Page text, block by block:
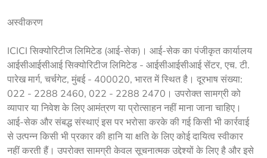
अस्वीकरण
ICICI सिक्योरिटीज लिमिटेड (आई-सेक)। आई-सेक का पंजीकृत कार्यालय
आईसीआईसीआई सिक्योरिटीज लिमिटेड - आईसीआईसीआई सेंटर, एच. टी.
पारेख मार्ग, चर्चगेट, मुंबई - 400020, भारत में स्थित है। दूरभाष संख्या:
022 - 2288 2460, 022 - 2288 2470। उपरोक्त सामग्री को
व्यापार या निवेश के लिए आमंत्रण या प्रोत्साहन नहीं माना जाना चाहिए।
आई-सेक और संबद्ध संस्थाएं इस पर भरोसा करके की गई किसी भी कार्रवाई
से उत्पन्न किसी भी प्रकार की हानि या क्षति के लिए कोई दायित्व स्वीकार
नहीं करती हैं। उपरोक्त सामग्री केवल सूचनात्मक उद्देश्यों के लिए है और इसे